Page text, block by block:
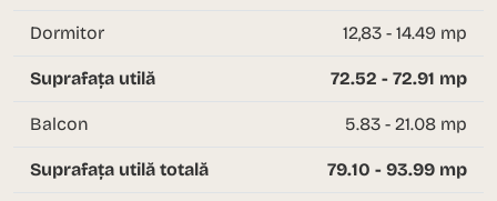
Dormitor 12,83 - 14.49 mp
Suprafața utilă 72.52 - 72.91 mp
Balcon 5.83 - 21.08 mp
Suprafața utilă totală 79.10 - 93.99 mp